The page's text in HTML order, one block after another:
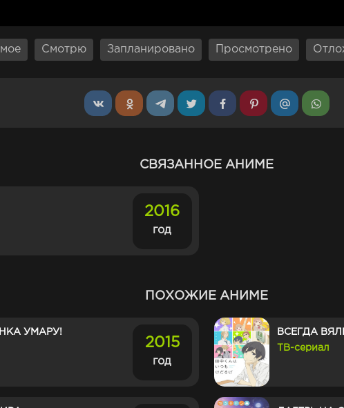
Смотрю Запланировано Просмотрено
СВЯЗАННОЕ АНИМЕ
2016
год
ПОХОЖИЕ АНИМЕ
УМАРУ!
2015
год
ВСЕГДА
ТВ-сериал